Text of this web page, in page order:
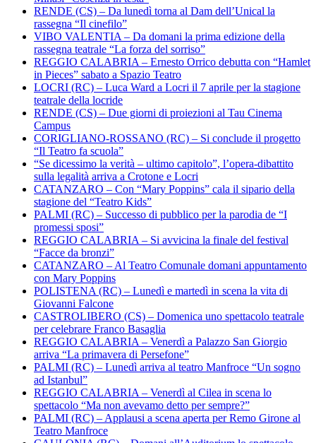
RENDE (CS) – Da lunedì torna al Dam dell’Unical la
rassegna “Il cinefilo”
VIBO VALENTIA – Da domani la prima edizione della
rassegna teatrale “La forza del sorriso”
REGGIO CALABRIA – Ernesto Orrico debutta con “Hamlet
in Pieces” sabato a Spazio Teatro
LOCRI (RC) – Luca Ward a Locri il 7 aprile per la stagione
teatrale della locride
RENDE (CS) – Due giorni di proiezioni al Tau Cinema
Campus
CORIGLIANO-ROSSANO (RC) – Si conclude il progetto
“Il Teatro fa scuola”
“Se dicessimo la verità – ultimo capitolo”, l’opera-dibattito
sulla legalità arriva a Crotone e Locri
CATANZARO – Con “Mary Poppins” cala il sipario della
stagione del “Teatro Kids”
PALMI (RC) – Successo di pubblico per la parodia de “I
promessi sposi”
REGGIO CALABRIA – Si avvicina la finale del festival
“Facce da bronzi”
CATANZARO – Al Teatro Comunale domani appuntamento
con Mary Poppins
POLISTENA (RC) – Lunedì e martedì in scena la vita di
Giovanni Falcone
CASTROLIBERO (CS) – Domenica uno spettacolo teatrale
per celebrare Franco Basaglia
REGGIO CALABRIA – Venerdì a Palazzo San Giorgio
arriva “La primavera di Persefone”
PALMI (RC) – Lunedì arriva al teatro Manfroce “Un sogno
ad Istanbul”
REGGIO CALABRIA – Venerdì al Cilea in scena lo
spettacolo “Ma non avevamo detto per sempre?”
PALMI (RC) – Applausi a scena aperta per Remo Girone al
Teatro Manfroce